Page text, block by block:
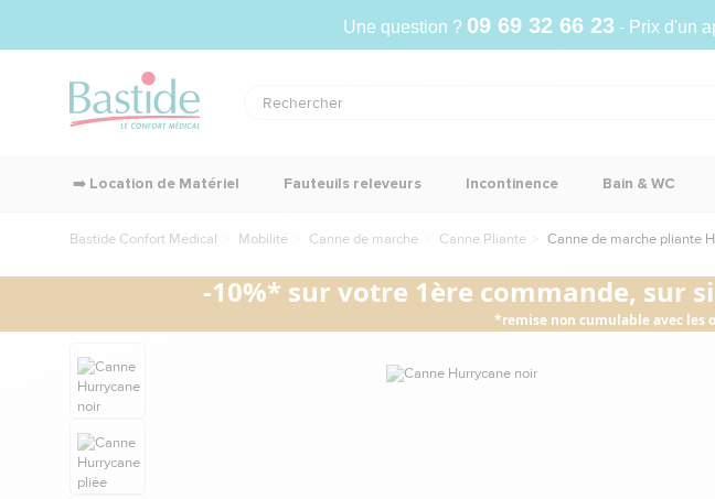
Une question ? 09 69 32 66 23- Prix d'un
➡️ Location de Matériel Fauteuils releveurs Incontinence Bain & WC
Bastide Confort Médical Mobilité Canne de marche Canne Pliante Canne de marche pliante
-10%* sur votre 1ère commande, sur
*remise non cumulable avec les